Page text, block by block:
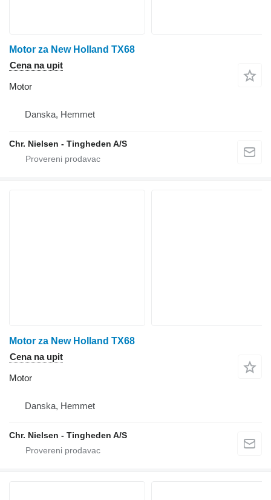
Motor za New Holland TX68
Cena na upit
Motor
Danska, Hemmet
Chr. Nielsen - Tingheden A/S
Motor za New Holland TX68
Cena na upit
Motor
Danska, Hemmet
Chr. Nielsen - Tingheden A/S